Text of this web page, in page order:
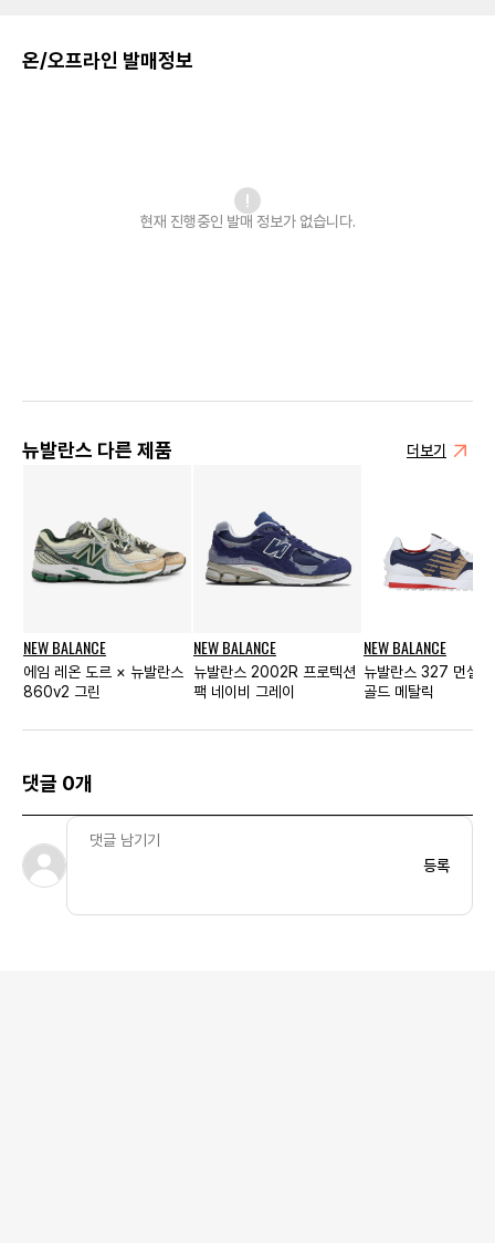
온/오프라인 발매정보
현재 진행중인 발매 정보가 없습니다.
뉴발란스 다른 제품 더보기
NEW BALANCE
에임 레온 도르 × 뉴발란스
860v2 그린
NEW BALANCE
뉴발란스 2002R 프로텍션
팩 네이비 그레이
NEW BALANCE
뉴발란스 327 먼셀
골드 메탈릭
댓글 0개
등록